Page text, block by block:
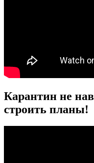
Карантин не
строить планы!